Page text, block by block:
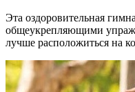
Эта оздоровительная
общеукрепляющими
лучше расположиться на